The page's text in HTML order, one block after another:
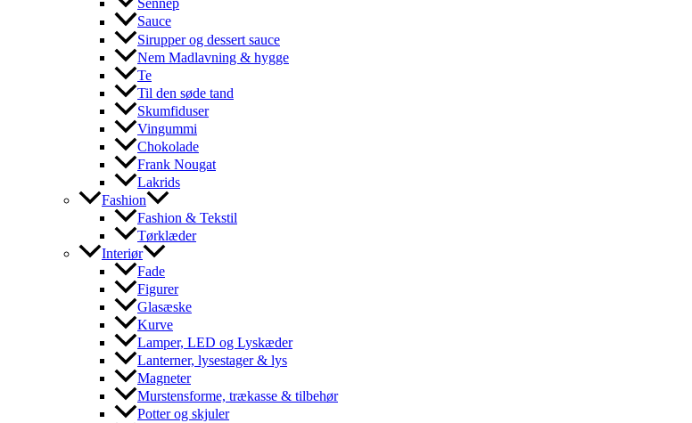
Sennep
Sauce
Sirupper og dessert sauce
Nem Madlavning & hygge
Te
Til den søde tand
Skumfiduser
Vingummi
Chokolade
Frank Nougat
Lakrids
Fashion
Fashion & Tekstil
Tørklæder
Interiør
Fade
Figurer
Glasæske
Kurve
Lamper, LED og Lyskæder
Lanterner, lysestager & lys
Magneter
Murstensforme, trækasse & tilbehør
Potter og skjuler